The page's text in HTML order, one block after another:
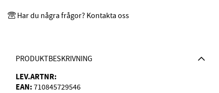
PRODUKTBESKRIVNING
LEV.ARTNR:
EAN: 710845729546
Har du några frågor? Kontakta oss